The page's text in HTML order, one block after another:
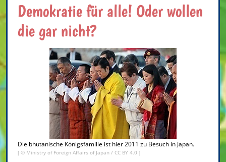
Demokratie für alle! Oder wollen
die gar nicht?
Die bhutanische Königsfamilie ist hier 2011 zu Besuch in Japan.
[ © Ministry of Foreign Affairs of Japan / CC BY 4.0 ]